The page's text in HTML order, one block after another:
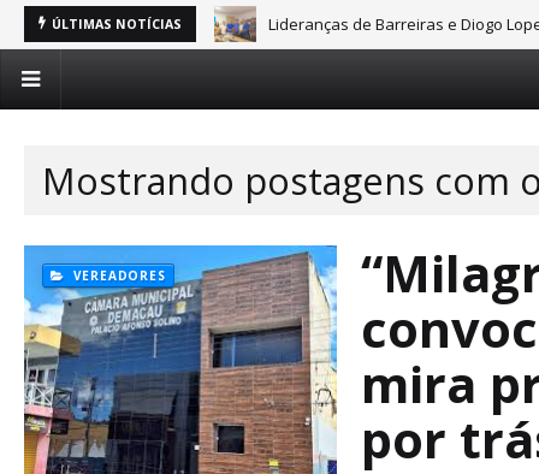
ÚLTIMAS NOTÍCIAS Lideranças de Barreiras e Diogo
Mostrando postagens com
VEREADORES
mira
por